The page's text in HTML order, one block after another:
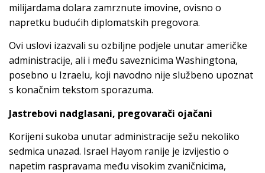
milijardama dolara zamrznute imovine, ovisno o
napretku budućih diplomatskih pregovora.
Ovi uslovi izazvali su ozbiljne podjele unutar američke
administracije, ali i među saveznicima Washingtona,
posebno u Izraelu, koji navodno nije službeno upoznat
s konačnim tekstom sporazuma.
Jastrebovi nadglasani, pregovarači ojačani
Korijeni sukoba unutar administracije sežu nekoliko
sedmica unazad. Israel Hayom ranije je izvijestio o
napetim raspravama među visokim zvaničnicima,